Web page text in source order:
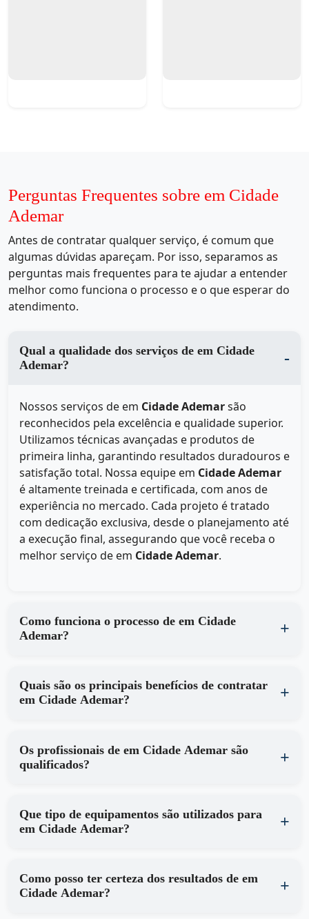
Perguntas Frequentes sobre em Cidade
Ademar
Antes de contratar qualquer serviço, é comum que
algumas dúvidas apareçam. Por isso, separamos as
perguntas mais frequentes para te ajudar a entender
melhor como funciona o processo e o que esperar do
atendimento.
Qual a qualidade dos serviços de em Cidade
Ademar?
Nossos serviços de em Cidade Ademarsão
reconhecidos pela excelência e qualidade superior.
Utilizamos técnicas avançadas e produtos de
primeira linha, garantindo resultados duradouros e
satisfação total. Nossa equipe em Cidade Ademar
é altamente treinada e certificada, com anos de
experiência no mercado. Cada projeto é tratado
com dedicação exclusiva, desde o planejamento até
a execução final, assegurando que você receba o
melhor serviço de em Cidade Ademar.
Como funciona o processo de em Cidade
Ademar?
Quais são os principais benefícios de contratar
em Cidade Ademar?
Os profissionais de em Cidade Ademar são
qualificados?
Que tipo de equipamentos são utilizados para
em Cidade Ademar?
Como posso ter certeza dos resultados de em
Cidade Ademar?